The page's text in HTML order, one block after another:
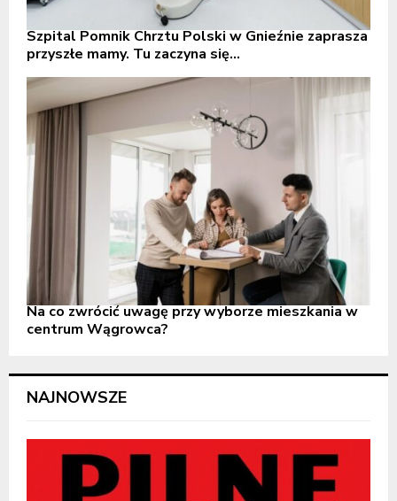
Szpital Pomnik Chrztu Polski w Gnieźnie zaprasza
przyszłe mamy. Tu zaczyna się...
Na co zwrócić uwagę przy wyborze mieszkania w
centrum Wągrowca?
NAJNOWSZE